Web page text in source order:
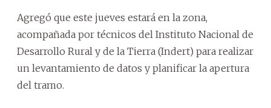
Agregó que este jueves estará en la zona,
acompañada por técnicos del Instituto Nacional de
Desarrollo Rural y de la Tierra (Indert) para realizar
un levantamiento de datos y planificar la apertura
del tramo.